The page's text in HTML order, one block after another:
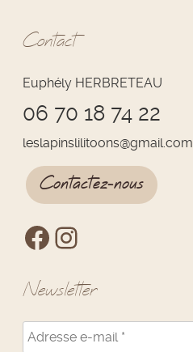
Contact
Euphély HERBRETEAU
06 70 18 74 22
leslapinslilitoons@gmail.com
Contactez-nous
Newsletter